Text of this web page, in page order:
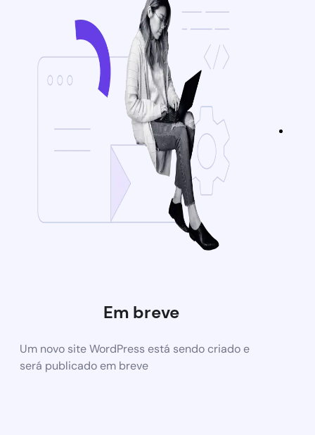
Em breve
Um novo site WordPress está sendo criado e
será publicado em breve